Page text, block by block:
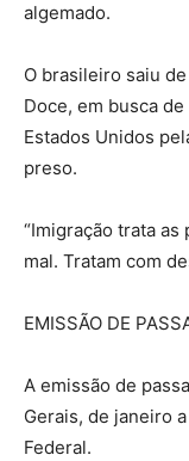
algemado.
O brasileiro saiu
Doce, em busca
Estados Unidos
preso.
“Imigração trata
mal. Tratam com
EMISSÃO DE
A emissão de
Gerais, de janeiro
Federal.